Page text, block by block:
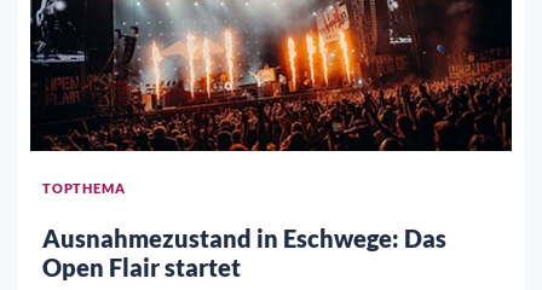
TOPTHEMA
Ausnahmezustand in Eschwege: Das
Open Flair startet